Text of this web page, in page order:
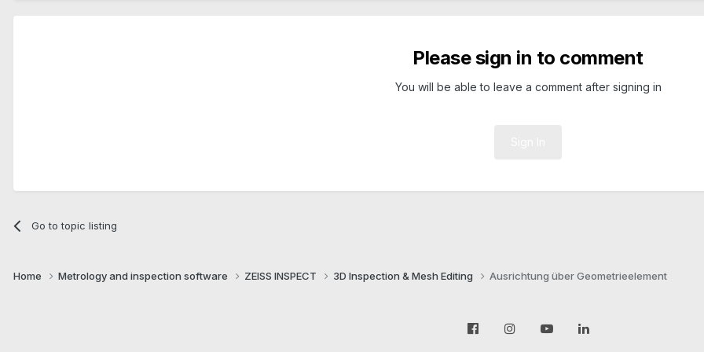
Please sign in to comment
You will be able to leave a comment after signing in
Go to topic listing
Home Metrology and inspection software ZEISS INSPECT 3D Inspection & Mesh Editing​ Ausrichtung über Geometrieelement